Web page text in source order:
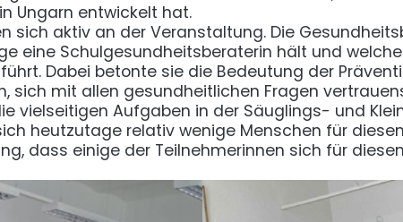
Ungarn entwickelt hat.
sich aktiv an der Veranstaltung. Die
eine Schulgesundheitsberaterin hält und
Dabei betonte sie die Bedeutung der
sich mit allen gesundheitlichen Fragen
vielseitigen Aufgaben in der Säuglings- und
heutzutage relativ wenige Menschen für
dass einige der Teilnehmerinnen sich für